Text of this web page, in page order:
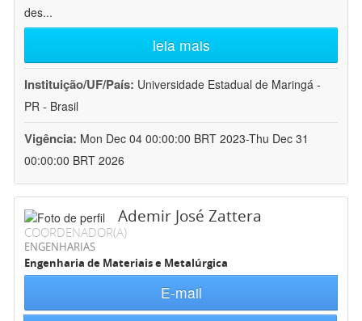
des...
leia mais
Instituição/UF/País: Universidade Estadual de Maringá -
PR - Brasil
Vigência: Mon Dec 04 00:00:00 BRT 2023-Thu Dec 31
00:00:00 BRT 2026
Ademir José Zattera
COORDENADOR(A)
ENGENHARIAS
Engenharia de Materiais e Metalúrgica
E-mail